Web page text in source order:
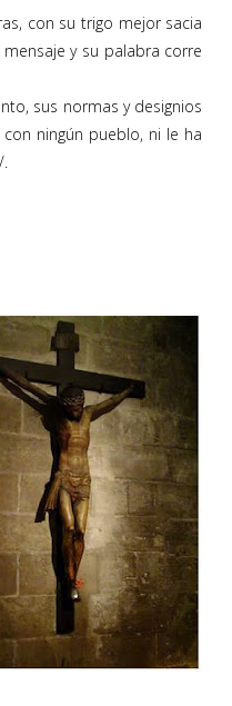
con su trigo mejor sacia
y su palabra corre
sus normas y designios
ningún pueblo, ni le ha